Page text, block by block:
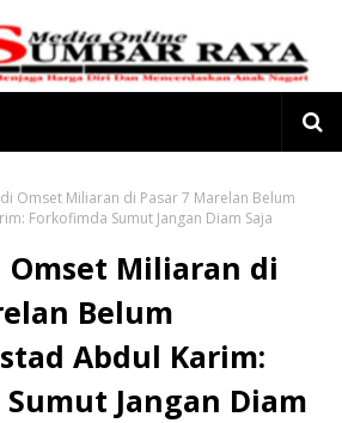
Omset Miliaran di Pasar 7 Marelan Belum
Forkofimda Sumut Jangan Diam Saja
Omset Miliaran di
Belum
Abdul Karim:
Jangan Diam